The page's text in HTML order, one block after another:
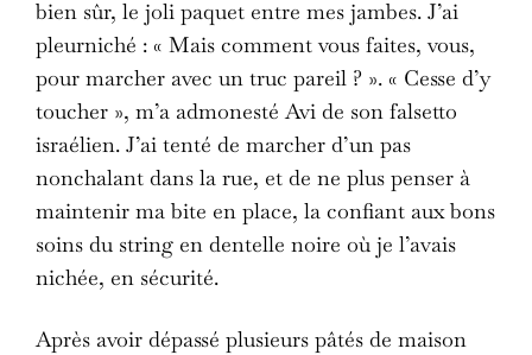
bien sûr, le joli paquet entre mes jambes. J’ai
pleurniché : « Mais comment vous faites, vous,
pour marcher avec un truc pareil ? ». « Cesse d’y
toucher », m’a admonesté Avi de son falsetto
israélien. J’ai tenté de marcher d’un pas
nonchalant dans la rue, et de ne plus penser à
maintenir ma bite en place, la confiant aux bons
soins du string en dentelle noire où je l’avais
nichée, en sécurité.
Après avoir dépassé plusieurs pâtés de maison